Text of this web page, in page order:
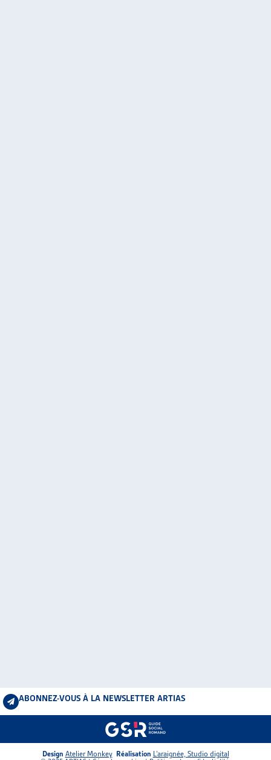
ABONNEZ-VOUS À LA NEWSLETTER ARTIAS
Design Atelier Monkey Réalisation L’araignée, Studio digital